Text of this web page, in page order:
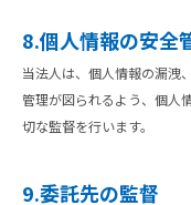
8.個人情報の安全
当法人は、個人情報の漏洩
管理が図られるよう、個人
切な監督を行います。
9.委託先の監督